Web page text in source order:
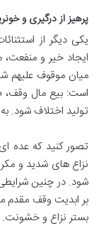
پرهیز از درگیری و خونریزی:
یکی دیگر از
ایجاد خیر و
میان موقوف علیهم
است: بیع مال وقف،
تولید اختلاف شود.
تصور کنید که عده
نزاع های شدید و
شود. در چنین
بر ابدیت وقف مقدم
بستر نزاع و خشونت.